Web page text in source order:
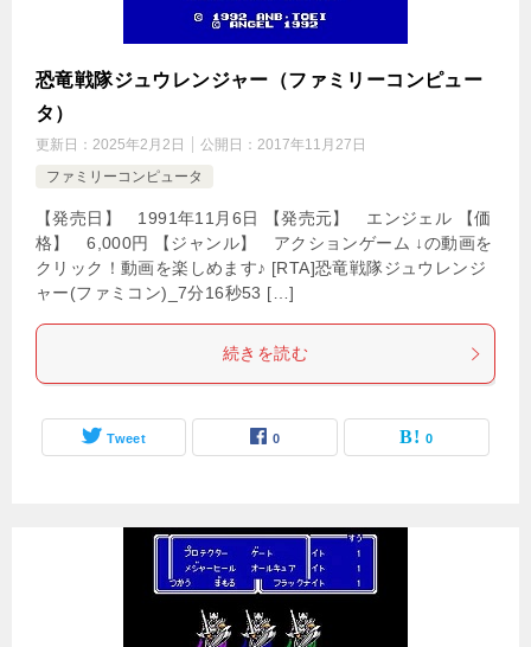
恐竜戦隊ジュウレンジャー（ファミリーコンピュー
タ）
更新日： 2025年2月2日 公開日： 2017年11月27日
ファミリーコンピュータ
【発売日】 1991年11月6日 【発売元】 エンジェル 【価
格】 6,000円 【ジャンル】 アクションゲーム ↓の動画を
クリック！動画を楽しめます♪ [RTA]恐竜戦隊ジュウレンジ
ャー(ファミコン)_7分16秒53 […]
続きを読む
Tweet 0 0